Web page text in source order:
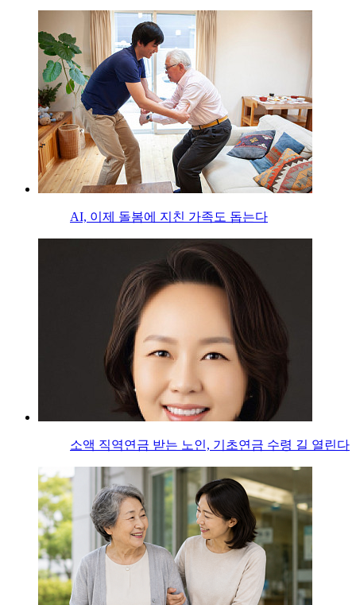
AI, 이제 돌봄에 지친 가족도 돕는다
소액 직역연금 받는 노인, 기초연금 수령 길 열린다